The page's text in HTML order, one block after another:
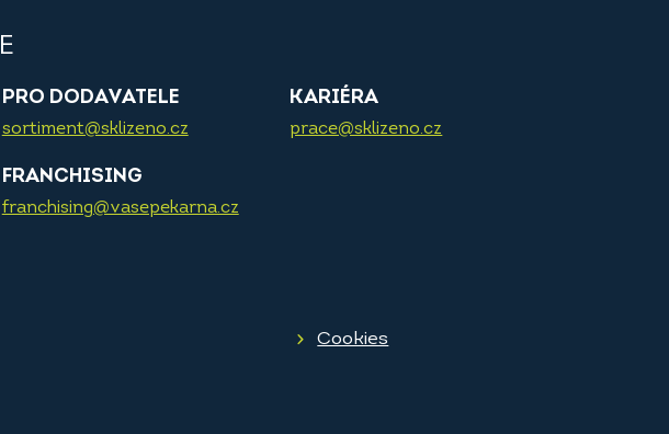
PRO DODAVATELE
sortiment@sklizeno.cz
KARIÉRA
prace@sklizeno.cz
FRANCHISING
franchising@vasepekarna.cz
Cookies